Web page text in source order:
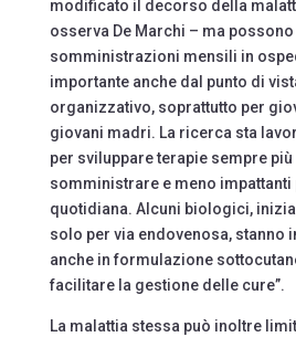
modificato il decorso della
osserva De Marchi – ma
somministrazioni mensili in
importante anche dal punto di
organizzativo, soprattutto per
giovani madri. La ricerca sta
per sviluppare terapie sempre
somministrare e meno impattanti
quotidiana. Alcuni biologici,
solo per via endovenosa, stanno
anche in formulazione
facilitare la gestione delle cure”.
La malattia stessa può inoltre